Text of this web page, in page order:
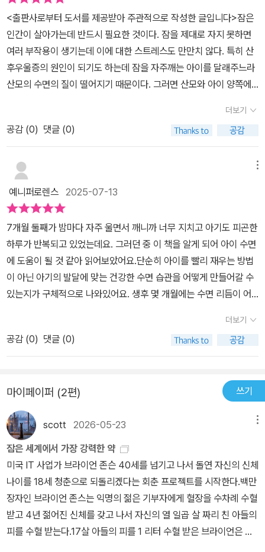
호르몬이 제대로 분비도기고 세포가 회복되며 면역 기능이 활발히 작
동하는데 도움을 준다고 합니다. 그리고 그냥 아이의 수면 문제를 고
민할 것이 아니라 우선 아이와 부모가 제대로 소통했는지를 돌이켜보
라고 우리에게 조언하고 있습니다. 그만큼 아이의 하루를 제대로 이
해하고 그 흐름에 부모가 함께 하는 것이 중요함을 알수 있는데요.수
면의 원리를 이해하는데서 시작해하여 점진적으로 아이의 수면습관
을 잘 만든다면 부모는 육아에 대한 불안감으로 벗어날수 있고 그래
야 또 일상의 회복 역시 빨라진다고 할수 있습니다. 어떻게 아이를 위
로드맵을 이 책에서 우리는 발견할수 있습니다.저자는 아이의 부모에
게 너무 수면의 성공, 실패 여부에 집착하지 말고 과정 자체를 바라보
라고 조언하고 있는데요. 낯선 것이기에 부모는 잘 모르고 실수를 통
해서 배우는 것이고 실수를 실패로 생각하지 말라는 따뜻한 충고는
부모에게 힘이 될 것 같습니다. 그리고 부모의 마음이 불안하면 그 감
정이 고스란히 아이에게 전달해지고 아이의 수면에도 영향을 미치기
에 부모는 우선 아이에게 해주는 만큼 자기 자신에게도 잘 대해주어
야한다는 것이 딱 와 닿더라구요.
<출판사로부터 도서를 제공받아 주관적으로 작성한 글입니다>잠은
인간이 살아가는데 반드시 필요한 것이다. 잠을 제대로 자지 못하면
여러 부작용이 생기는데 이에 대한 스트레스도 만만치 않다. 특히 산
후우울증의 원인이 되기도 하는데 잠을 자주깨는 아이를 달래주느라
산모의 수면의 질이 떨어지기 때문이다. 그러면 산모와 아이 양쪽에
때부터 아이의 수면습관을 잘 잡아주는게 중요하다고 생각한다. 신생
아시기 때부터 수면습관을 잘 들일 수 있도록 관련 책으로 공부해보
면 좋을 것같아 읽어보게 되었다.엄마 뱃속에서 어둠에만 익숙해져있
던 아이는 세상에 나와 빛이라는 자극을 마주하게 된다고 한다. 처음
엔 밤낮없이 잠을 자다가 개월수가 지날수록 잠이 줄어든다고 하는데
이 때부터 습관을 잘 들일수 있도록 신경을 써줘야 한다. 아이가 자주
깨는 것이 안좋은 것인줄 알았었는데 사실 아이는 어른보다 수면주기
가 짧아 얕은 잠을 더 많이 자므로 이것이 이상한 것은 아니라고 한다.
깨어난 것처럼 보여도 아직 자고 있는 경우가 있어 냅두면 스스로 다
시 잠이 드는 경우가 있기에 엄마가 불안해 하지 않고 일단 아이를 잘
관찰해 적절한 반응을 하는게 중요할 것같다. 이런 지식들을 몰랐다
면 나도 신생아를 키울 때 스트레스를 많이 받았을텐데 미리 이런 정
보를 알아두니 좋은 것같다. 앞부분엔 산모가 알아야 할 수면관련 지
식들이 나온다면, 뒷부분부턴 개월수에 맞춰 실제로 따라해볼 수 있
러개라 상황에 맞게 수정해가며 적용해보면 좋을 것같다. 아이를 낳
고 신생아를 본격적으로 키우는 기간엔 바빠서 이런 책을 찾아보기
힘들 것같은데 아이를 낳기 전 미리 읽어보면 도움이 많이 될 것같다.
더보기
공감 (0) 댓글 (0)
예니퍼로렌스 2025-07-13
7개월 둘째가 밤마다 자주 울면서 깨니까 너무 지치고 아기도 피곤한
하루가 반복되고 있었는데요. 그러던 중 이 책을 알게 되어 아이 수면
에 도움이 될 것 같아 읽어보았어요.단순히 아이를 빨리 재우는 방법
이 아닌 아기의 발달에 맞는 건강한 수면 습관을 어떻게 만들어갈 수
있는지가 구체적으로 나와있어요. 생후 몇 개월에는 수면 리듬이 어
을 언제 어떻게 시작해야 하는지 단계별로 설명되어 있어 막막했던
마음이 한결 편안해졌습니다.수면은 훈련이 아닌 습관이라고 합니다.
억지로 재우려는 것이 아니라, 아이가 스스로 잠들 수 있도록 신호를
내 아기만 유난히 잠을 못 자는 건 아닌지 불안해하던 초보 엄마들은
실질적인 도움을 많이 받을 수 있을 것 같았어요.아직 완벽하게 쭉 자
는 것은 아니지만 수면 루틴을 만들고 난 후 아이도 안정되고 저도 이
전보다 훨씬 덜 지치는 하루를 보내고 있어요. 아기의 수면 문제로 힘
든 시간을 보내고 있는 부모님들에게 꼭 추천합니다.
더보기
공감 (0) 댓글 (0)
마이페이퍼 (2편) 쓰기
scott 2026-05-23
잠은 세계에서 가장 강력한 약
미국 IT 사업가 브라이언 존슨 40세를 넘기고 나서 돌연 자신의 신체
나이를 18세 청춘으로 되돌리겠다는 회춘 프로젝트를 시작한다.백만
장자인 브라이언 존스는 익명의 젊은 기부자에게 혈장을 수차례 수혈
받고 4년 젊어진 신체를 갖고 나서 자신의 열 일곱 살 짜리 친 아들의
피를 수혈 받는다.17살 아들의 피를 1 리터 수혈 받은 브라이언은 피